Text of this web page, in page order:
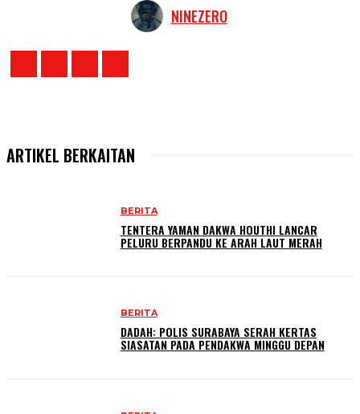
NINEZERO
ARTIKEL BERKAITAN
BERITA
TENTERA YAMAN DAKWA HOUTHI LANCAR
PELURU BERPANDU KE ARAH LAUT MERAH
BERITA
DADAH: POLIS SURABAYA SERAH KERTAS
SIASATAN PADA PENDAKWA MINGGU DEPAN